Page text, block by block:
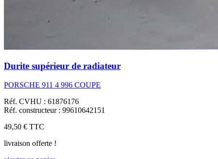
Durite supérieur de radiateur
PORSCHE 911 4 996 COUPE
Réf. CVHU : 61876176
Réf. constructeur : 99610642151
49,50 € TTC
livraison offerte !